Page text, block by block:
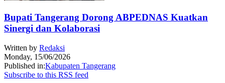
Bupati Tangerang Dorong ABPEDNAS Kuatkan
Sinergi dan Kolaborasi
Written by Redaksi
Monday, 15/06/2026
Published in:Kabupaten Tangerang
Subscribe to this RSS feed